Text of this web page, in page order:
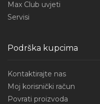
Max Club uvjeti
Servisi
Podrška kupcima
Kontaktirajte nas
Moj korisnički račun
Povrati proizvoda